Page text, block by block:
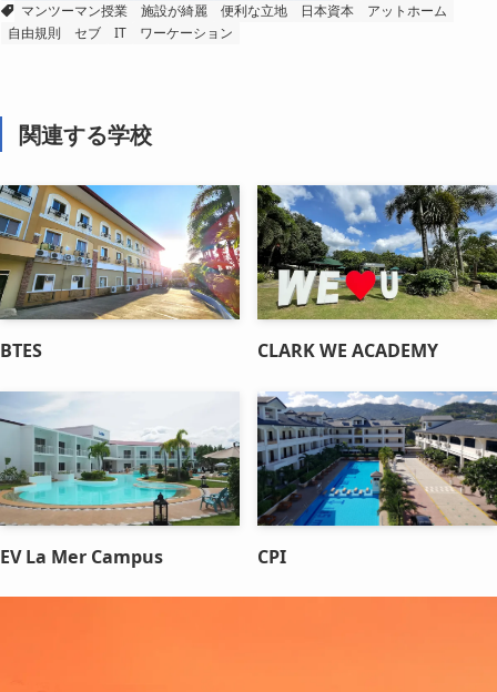
マンツーマン授業
施設が綺麗 便利な立地 日本資本
アットホーム
自由規則
セブ IT ワーケーション
関連する学校
BTES CLARK WE ACADEMY
EV La Mer Campus CPI